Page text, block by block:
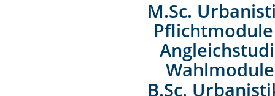
M.Sc.
Pflichtmodule
Wahlmodule
B.Sc.